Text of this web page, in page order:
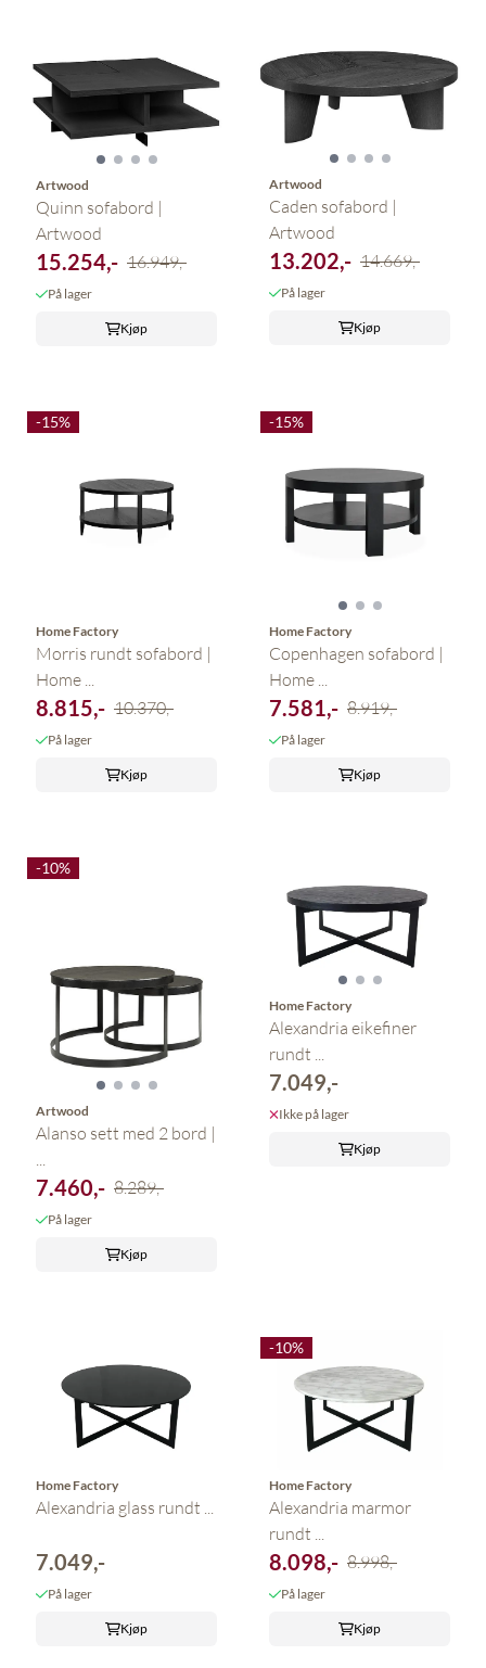
Artwood
Quinn sofabord |
Artwood
15.254,- 16.949,-
På lager
Kjøp
Artwood
Caden sofabord |
Artwood
13.202,- 14.669,-
På lager
Kjøp
-15%
Home Factory
Morris rundt sofabord |
Home ...
8.815,- 10.370,-
På lager
Kjøp
-15%
Home Factory
Copenhagen sofabord |
Home ...
7.581,- 8.919,-
På lager
Kjøp
-10%
Artwood
Alanso sett med 2 bord |
7.460,- 8.289,-
På lager
Kjøp
Home Factory
Alexandria eikefiner
rundt ...
7.049,-
Ikke på lager
Kjøp
Home Factory
Alexandria glass rundt ...
7.049,-
På lager
Kjøp
-10%
Home Factory
Alexandria marmor
rundt ...
8.098,- 8.998,-
På lager
Kjøp